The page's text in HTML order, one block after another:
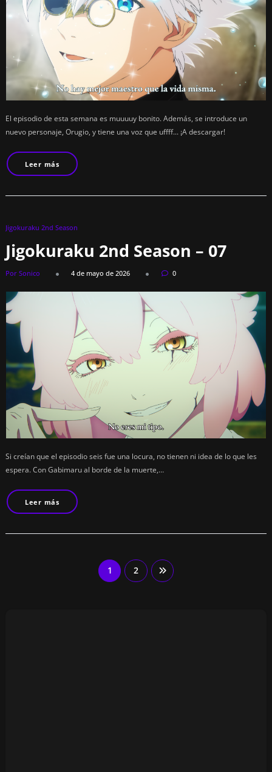
El episodio de esta semana es muuuuy bonito. Además, se introduce un
nuevo personaje, Orugio, y tiene una voz que uffff... ¡A descargar!
Leer más
Jigokuraku 2nd Season
Jigokuraku 2nd Season – 07
Por Sonico 4 de mayo de 2026 0
Si creían que el episodio seis fue una locura, no tienen ni idea de lo que les
espera. Con Gabimaru al borde de la muerte,…
Leer más
1 2